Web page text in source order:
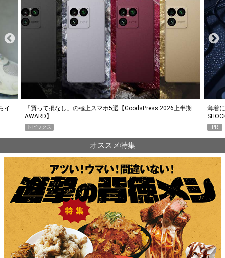
イ
「買って損なし」の極上スマホ5選【GoodsPress 2026上半期
AWARD】
トピックス
薄着
PR
オススメ特集